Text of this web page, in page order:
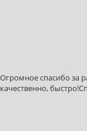
Огромное спасибо за
качественно,